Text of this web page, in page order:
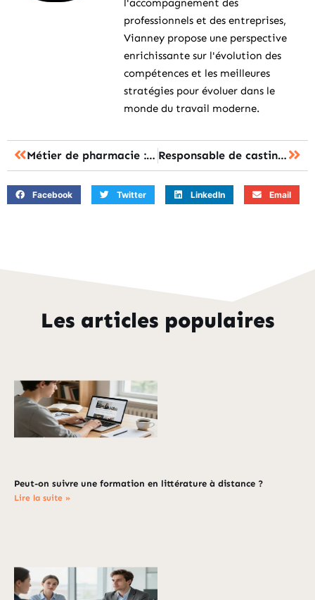
l'accompagnement des
professionnels et des entreprises,
Vianney propose une perspective
enrichissante sur l'évolution des
compétences et les meilleures
stratégies pour évoluer dans le
monde du travail moderne.
Métier de pharmacie : les 7 parcours pour une carrière d’avenir Responsable de casting : les missions et formations pour accéder au métier
Facebook Twitter LinkedIn Email
Les articles populaires
Peut-on suivre une formation en littérature à distance ?
Lire la suite »